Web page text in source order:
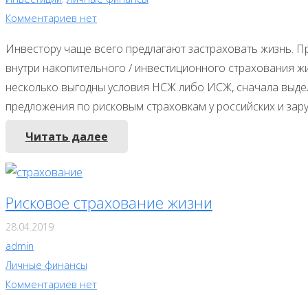
Комментариев нет
Инвестору чаще всего предлагают застраховать жизнь.
внутри накопительного / инвестиционного страхования
несколько выгодны условия НСЖ либо ИСЖ, сначала
предложения по рисковым страховкам у российских и
Читать далее
Рисковое страхование жизни
28.04.2019
admin
Личные финансы
Комментариев нет